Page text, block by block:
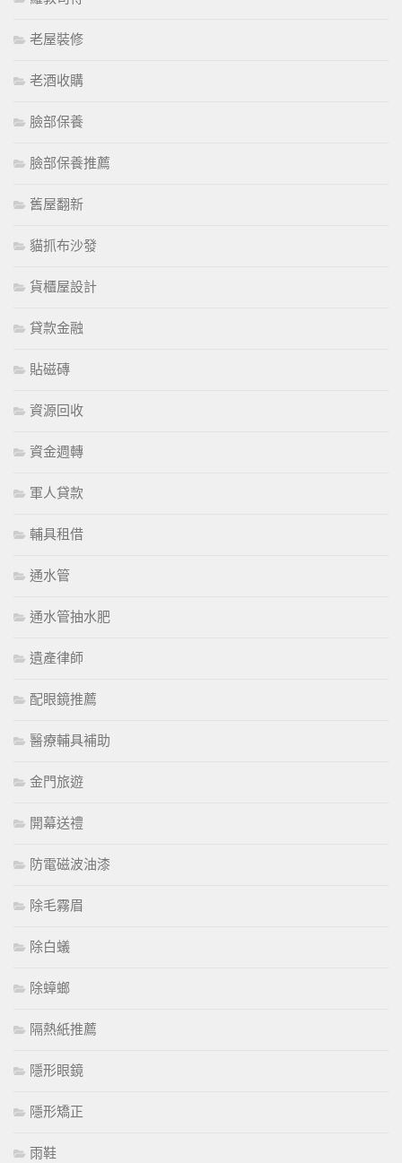
老屋裝修
老酒收購
臉部保養
臉部保養推薦
舊屋翻新
貓抓布沙發
貨櫃屋設計
貸款金融
貼磁磚
資源回收
資金週轉
軍人貸款
輔具租借
通水管
通水管抽水肥
遺產律師
配眼鏡推薦
醫療輔具補助
金門旅遊
開幕送禮
防電磁波油漆
除毛霧眉
除白蟻
除蟑螂
隔熱紙推薦
隱形眼鏡
隱形矯正
雨鞋